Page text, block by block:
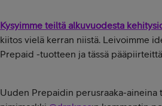
Kysyimme teiltä alkuvuodesta
kiitos vielä kerran niistä. Leivoimme
Prepaid -tuotteen ja tässä
Uuden Prepaidin perusraaka-aineina